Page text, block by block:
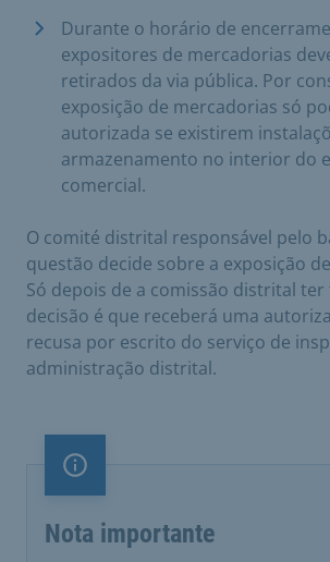
Durante o horário de
expositores de mercadorias
retirados da via pública. Por
exposição de mercadorias só
autorizada se existirem
armazenamento no interior do
comercial.
O comité distrital responsável pelo
questão decide sobre a exposição
Só depois de a comissão distrital
decisão é que receberá uma
recusa por escrito do serviço de
administração distrital.
Nota importante
Nota importante